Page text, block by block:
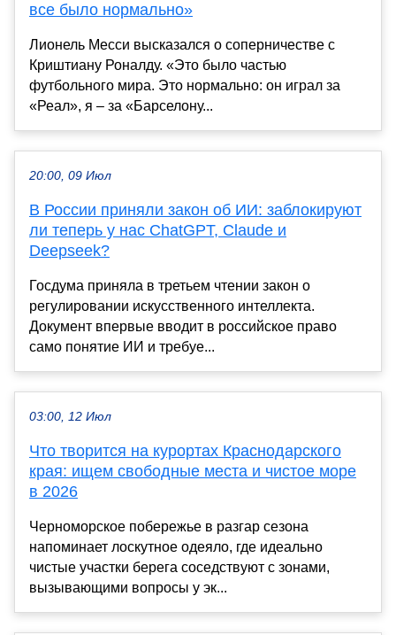
все было нормально»
Лионель Месси высказался о соперничестве с
Криштиану Роналду. «Это было частью
футбольного мира. Это нормально: он играл за
«Реал», я – за «Барселону...
20:00, 09 Июл
В России приняли закон об ИИ: заблокируют
ли теперь у нас ChatGPT, Claude и
Deepseek?
Госдума приняла в третьем чтении закон о
регулировании искусственного интеллекта.
Документ впервые вводит в российское право
само понятие ИИ и требуе...
03:00, 12 Июл
Что творится на курортах Краснодарского
края: ищем свободные места и чистое море
в 2026
Черноморское побережье в разгар сезона
напоминает лоскутное одеяло, где идеально
чистые участки берега соседствуют с зонами,
вызывающими вопросы у эк...